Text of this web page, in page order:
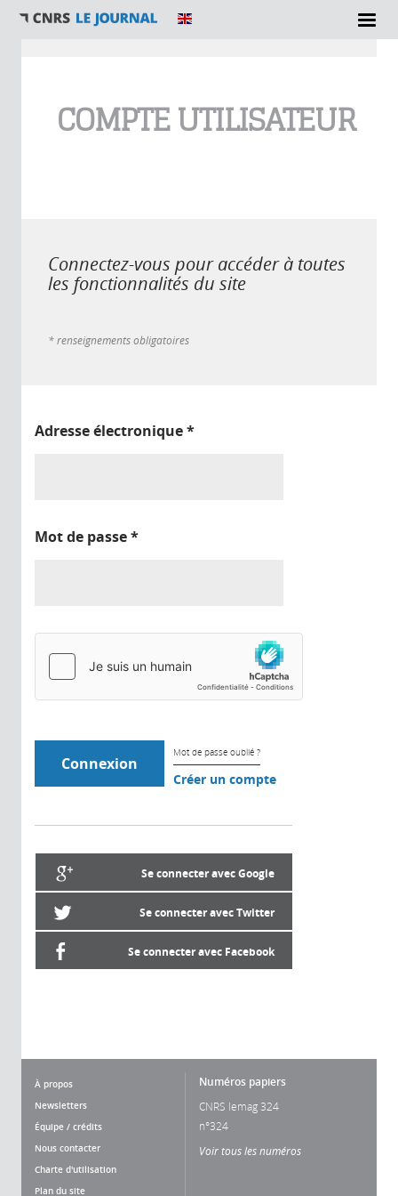
COMPTE UTILISATEUR
Connectez-vous pour accéder à toutes
les fonctionnalités du site
* renseignements obligatoires
Adresse électronique*
Mot de passe*
Mot de passe oublié ?
Créer un compte
Se connecter avec Google
Se connecter avec Twitter
Se connecter avec Facebook
À propos
Newsletters
Équipe / crédits
Nous contacter
Charte d'utilisation
Plan du site
Numéros papiers
CNRS lemag 324
n°324
Voir tous les numéros